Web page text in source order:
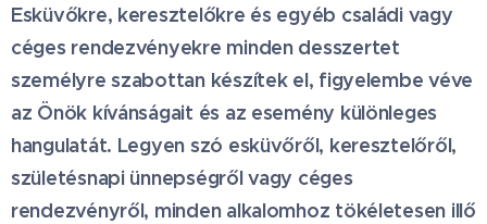
Esküvőkre, keresztelőkre és egyéb családi vagy
céges rendezvényekre minden desszertet
személyre szabottan készítek el, figyelembe véve
az Önök kívánságait és az esemény különleges
hangulatát. Legyen szó esküvőről, keresztelőről,
születésnapi ünnepségről vagy céges
rendezvényről, minden alkalomhoz tökéletesen illő